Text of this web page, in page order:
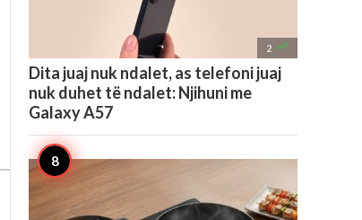
2 
Dita juaj nuk ndalet, as telefoni juaj
nuk duhet të ndalet: Njihuni me
Galaxy A57